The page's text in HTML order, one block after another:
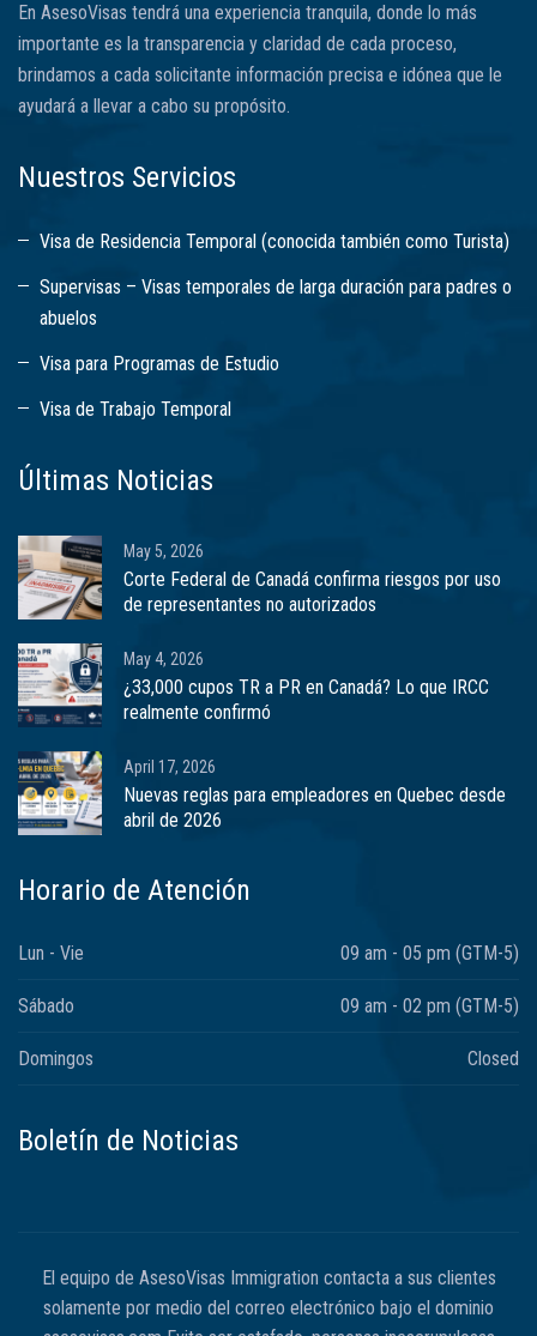
En AsesoVisas tendrá una experiencia tranquila, donde lo más
importante es la transparencia y claridad de cada proceso,
brindamos a cada solicitante información precisa e idónea que le
ayudará a llevar a cabo su propósito.
Nuestros Servicios
Visa de Residencia Temporal (conocida también como Turista)
Supervisas – Visas temporales de larga duración para padres o
abuelos
Visa para Programas de Estudio
Visa de Trabajo Temporal
Últimas Noticias
May 5, 2026
Corte Federal de Canadá confirma riesgos por uso
de representantes no autorizados
May 4, 2026
¿33,000 cupos TR a PR en Canadá? Lo que IRCC
realmente confirmó
April 17, 2026
Nuevas reglas para empleadores en Quebec desde
abril de 2026
Horario de Atención
Lun - Vie 09 am - 05 pm (GTM-5)
Sábado 09 am - 02 pm (GTM-5)
Domingos Closed
Boletín de Noticias
El equipo de AsesoVisas Immigration contacta a sus clientes
solamente por medio del correo electrónico bajo el dominio